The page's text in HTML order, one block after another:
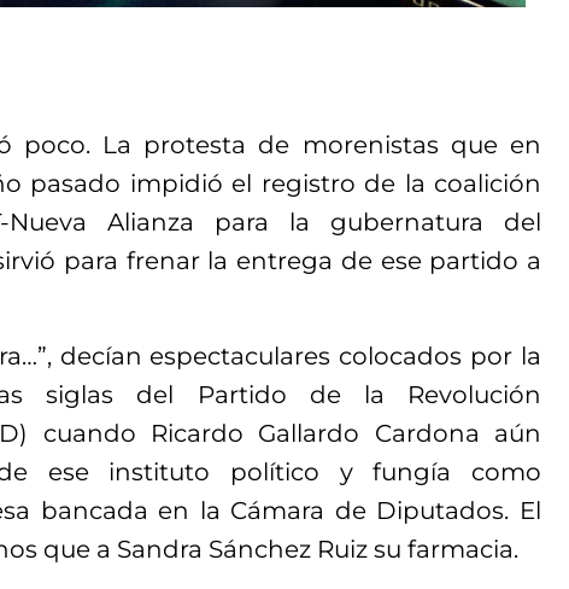
poco. La protesta de morenistas que en
pasado impidió el registro de la coalición
Nueva Alianza para la gubernatura del
para frenar la entrega de ese partido a
decían espectaculares colocados por la
siglas del Partido de la Revolución
cuando Ricardo Gallardo Cardona aún
ese instituto político y fungía como
bancada en la Cámara de Diputados. El
que a Sandra Sánchez Ruiz su farmacia.